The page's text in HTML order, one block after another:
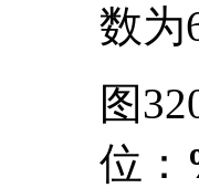
数为
图
位：